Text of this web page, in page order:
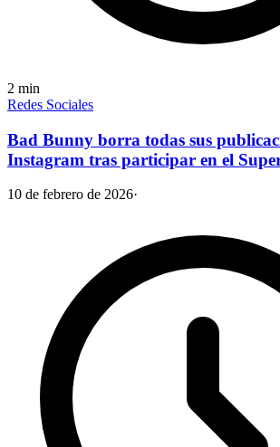
2 min
Redes Sociales
Bad Bunny borra todas sus
Instagram tras participar en el
10 de febrero de 2026·